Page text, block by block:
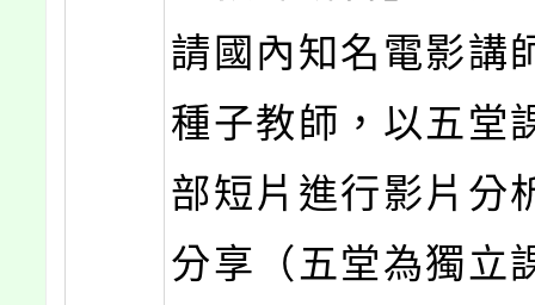
請國內知名電影講
種子教師，以五堂
部短片進行影片分
分享（五堂為獨立